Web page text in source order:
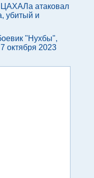
атаковал
убитый и
"Нухбы",
октября 2023